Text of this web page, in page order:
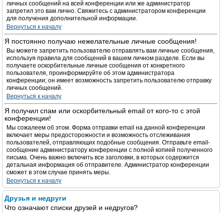
личных сообщений на всей конференции или же администратор
запретил это вам лично. Свяжитесь с администратором конференции
для получения дополнительной информации.
Вернуться к началу
Я постоянно получаю нежелательные личные сообщения!
Вы можете запретить пользователю отправлять вам личные сообщения,
используя правила для сообщений в вашем личном разделе. Если вы
получаете оскорбительные личные сообщения от конкретного
пользователя, проинформируйте об этом администратора
конференции; он имеет возможность запретить пользователю отправку
личных сообщений.
Вернуться к началу
Я получил спам или оскорбительный email от кого-то с этой
конференции!
Мы сожалеем об этом. Форма отправки email на данной конференции
включает меры предосторожности и возможность отслеживания
пользователей, отправляющих подобные сообщения. Отправьте email-
сообщение администратору конференции с полной копией полученного
письма. Очень важно включить все заголовки, в которых содержится
детальная информация об отправителе. Администратор конференции
сможет в этом случае принять меры.
Вернуться к началу
Друзья и недруги
Что означают списки друзей и недругов?